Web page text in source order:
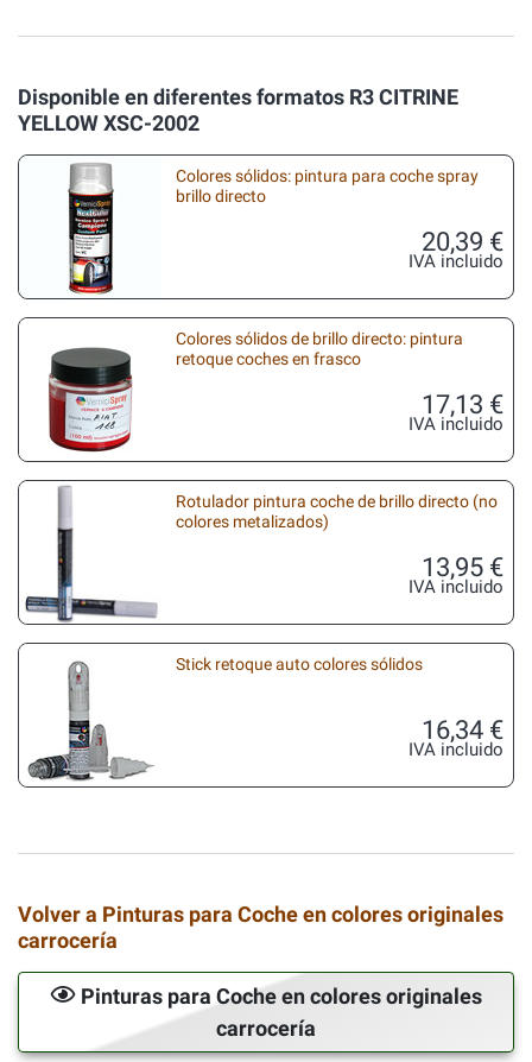
Disponible en diferentes formatos R3 CITRINE
YELLOW XSC-2002
Colores sólidos: pintura para coche spray
brillo directo
20,39 €
IVA incluido
Colores sólidos de brillo directo: pintura
retoque coches en frasco
17,13 €
IVA incluido
Rotulador pintura coche de brillo directo (no
colores metalizados)
13,95 €
IVA incluido
Stick retoque auto colores sólidos
16,34 €
IVA incluido
Volver a Pinturas para Coche en colores originales
carrocería
Pinturas para Coche en colores originales
carrocería